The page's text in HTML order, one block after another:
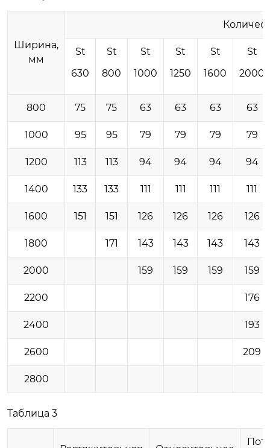
Ширина,
мм
St
630
St
800
St
1000
St
1250
St
1600
St
2000
800 75 75 63 63 63 63
1000 95 95 79 79 79 79
1200 113 113 94 94 94 94
1400 133 133 111 111 111 111
1600 151 151 126 126 126 126
1800 171 143 143 143 143
2000 159 159 159 159
2200 176
2400 193
2600 209
2800
Таблица 3